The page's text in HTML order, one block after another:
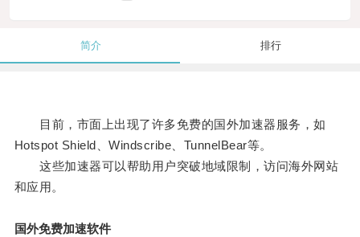
简介 排行
目前，市面上出现了许多免费的国外加速器服务，如
Hotspot Shield、Windscribe、TunnelBear等。
这些加速器可以帮助用户突破地域限制，访问海外网站
和应用。
国外免费加速软件